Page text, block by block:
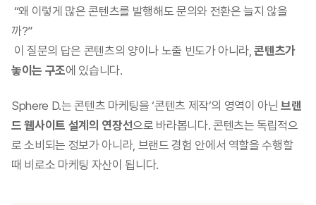
까?”
이 질문의 답은 콘텐츠의 양이나 노출 빈도가 아니라, 콘텐츠가
놓이는 구조에 있습니다.
Sphere D.는 콘텐츠 마케팅을 ‘콘텐츠 제작’의 영역이 아닌 브랜
드 웹사이트 설계의 연장선으로 바라봅니다. 콘텐츠는 독립적으
로 소비되는 정보가 아니라, 브랜드 경험 안에서 역할을 수행할
때 비로소 마케팅 자산이 됩니다.